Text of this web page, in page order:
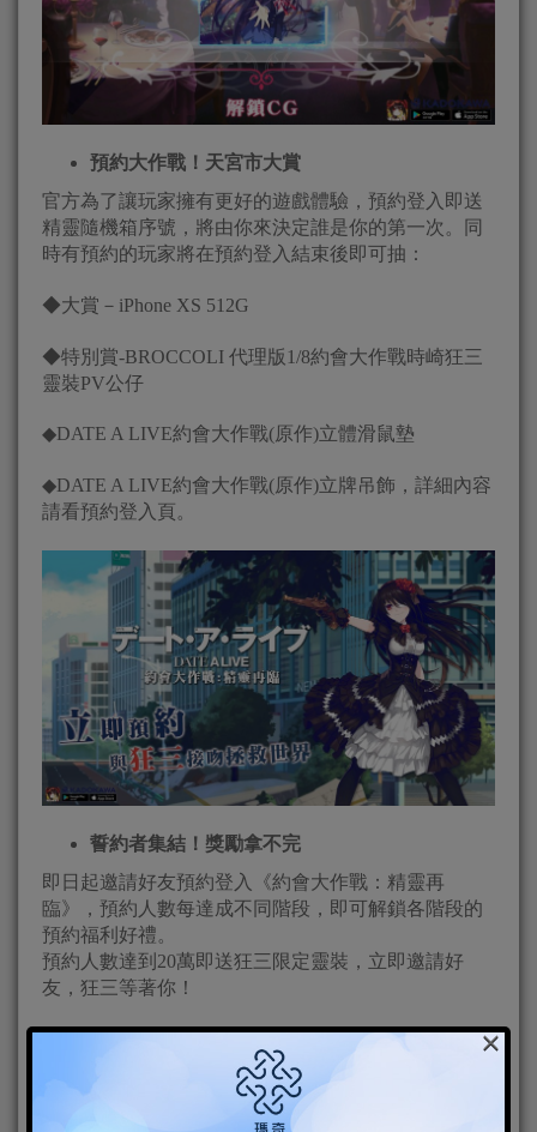
預約大作戰！天宮市大賞
官方為了讓玩家擁有更好的遊戲體驗，預約登入即送
精靈隨機箱序號，將由你來決定誰是你的第一次。同
時有預約的玩家將在預約登入結束後即可抽：
◆大賞－iPhone XS 512G
◆特別賞-BROCCOLI 代理版1/8約會大作戰時崎狂三
靈裝PV公仔
◆DATE A LIVE約會大作戰(原作)立體滑鼠墊
◆DATE A LIVE約會大作戰(原作)立牌吊飾，詳細內容
請看預約登入頁。
誓約者集結！獎勵拿不完
即日起邀請好友預約登入《約會大作戰：精靈再
臨》，預約人數每達成不同階段，即可解鎖各階段的
預約福利好禮。
預約人數達到20萬即送狂三限定靈裝，立即邀請好
友，狂三等著你！
×